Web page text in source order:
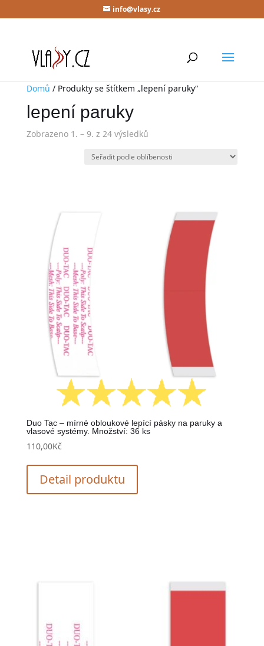
info@vlasy.cz
Domů / Produkty se štítkem „lepení paruky“
lepení paruky
Zobrazeno 1. – 9. z 24 výsledků
Duo Tac – mírné obloukové lepící pásky na paruky a
vlasové systémy. Množství: 36 ks
110,00Kč
Detail produktu